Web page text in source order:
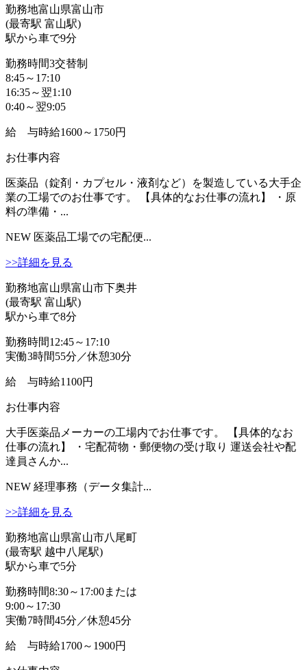
勤務地富山県富山市
(最寄駅 富山駅)
駅から車で9分
勤務時間3交替制
8:45～17:10
16:35～翌1:10
0:40～翌9:05
給 与時給1600～1750円
お仕事内容
医薬品（錠剤・カプセル・液剤など）を製造している大手企
業の工場でのお仕事です。 【具体的なお仕事の流れ】 ・原
料の準備・...
NEW 医薬品工場での宅配便...
>>詳細を見る
勤務地富山県富山市下奥井
(最寄駅 富山駅)
駅から車で8分
勤務時間12:45～17:10
実働3時間55分／休憩30分
給 与時給1100円
お仕事内容
大手医薬品メーカーの工場内でお仕事です。 【具体的なお
仕事の流れ】 ・宅配荷物・郵便物の受け取り 運送会社や配
達員さんか...
NEW 経理事務（データ集計...
>>詳細を見る
勤務地富山県富山市八尾町
(最寄駅 越中八尾駅)
駅から車で5分
勤務時間8:30～17:00または
9:00～17:30
実働7時間45分／休憩45分
給 与時給1700～1900円